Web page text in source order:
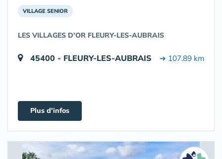
VILLAGE SENIOR
LES VILLAGES D'OR FLEURY-LES-AUBRAIS
45400 - FLEURY-LES-AUBRAIS ➔ 107.89 km
Plus d'infos